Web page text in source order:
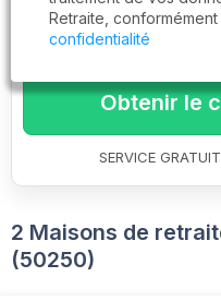
critères
Obtenir le
SERVICE
2 Maisons de
(50250)
Retraite, conformément
confidentialité